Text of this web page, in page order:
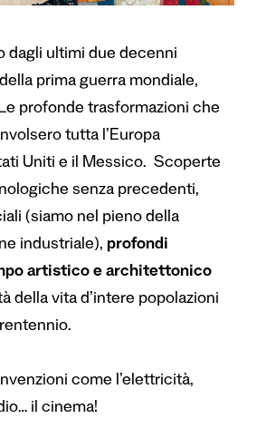
dagli ultimi due decenni
prima guerra mondiale,
profonde trasformazioni che
tutta l’Europa
Uniti e il Messico. Scoperte
senza precedenti,
(siamo nel pieno della
industriale), profondi
artistico e architettonico
della vita d’intere popolazioni
come l’elettricità,
il cinema!